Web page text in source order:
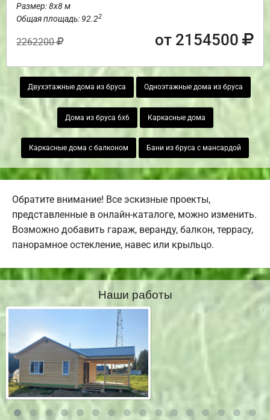
Размер: 8х8 м
Общая площадь: 92.22
2262200 от 2154500
Двухэтажные дома из бруса Одноэтажные дома из бруса
Дома из бруса 6х6 Каркасные дома
Каркасные дома с балконом Бани из бруса с мансардой
Обратите внимание! Все эскизные проекты,
представленные в онлайн-каталоге, можно изменить.
Возможно добавить гараж, веранду, балкон, террасу,
панорамное остекление, навес или крыльцо.
Наши работы